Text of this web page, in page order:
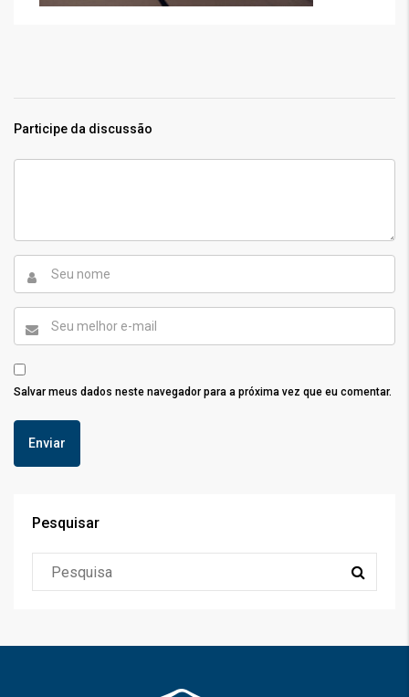
Participe da discussão
Salvar meus dados neste navegador para a próxima vez que eu comentar.
Pesquisar